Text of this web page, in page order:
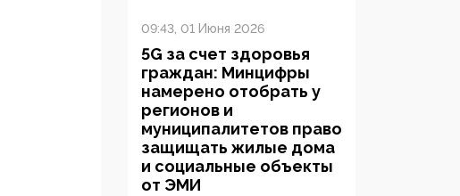
09:43, 01 Июня 2026
5G за счет здоровья
граждан: Минцифры
намерено отобрать у
регионов и
муниципалитетов право
защищать жилые дома
и социальные объекты
от ЭМИ